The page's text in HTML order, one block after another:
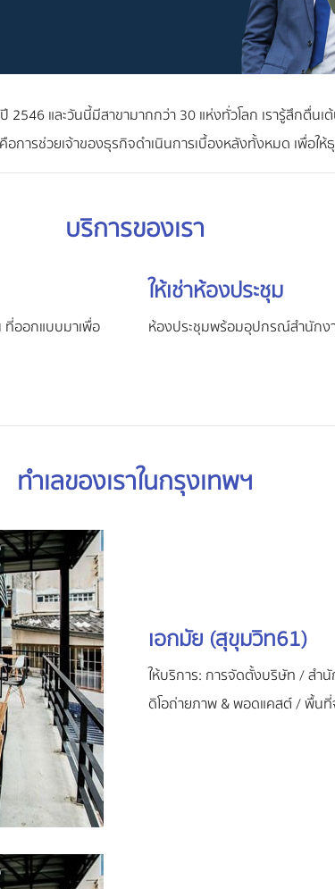
2546 และวันนี้มีสาขามากกว่า 30 แห่งทั่วโลก เรารู้สึกตื่นเ
อการช่วยเจ้าของธุรกิจดำเนินการเบื้องหลังทั้งหมด เพื่
บริการของเรา
ที่ออกแบบมาเพื่อ
ให้เช่าห้องประชุม
ห้องประชุมพร้อมอุปกรณ์สำนัก
ทำเลของเราในกรุงเทพฯ
เอกมัย (สุขุมวิท61)
ให้บริการ: การจัดตั้งบริษัท / สำ
ดิโอถ่ายภาพ & พอดแคสต์ / พื้น